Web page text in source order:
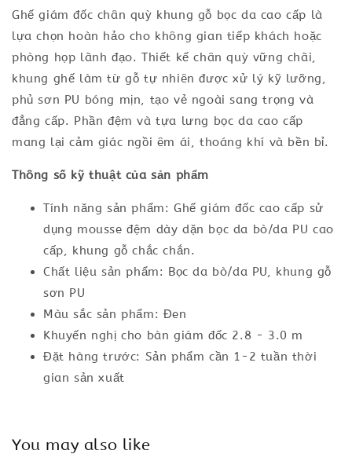
Ghế giám đốc chân quỳ khung gỗ bọc da cao cấp là
lựa chọn hoàn hảo cho không gian tiếp khách hoặc
phòng họp lãnh đạo. Thiết kế chân quỳ vững chãi,
khung ghế làm từ gỗ tự nhiên được xử lý kỹ lưỡng,
phủ sơn PU bóng mịn, tạo vẻ ngoài sang trọng và
đẳng cấp. Phần đệm và tựa lưng bọc da cao cấp
mang lại cảm giác ngồi êm ái, thoáng khí và bền bỉ.
Thông số kỹ thuật của sản phẩm
Tính năng sản phẩm: Ghế giám đốc cao cấp sử
dụng mousse đệm dày dặn bọc da bò/da PU cao
cấp, khung gỗ chắc chắn.
Chất liệu sản phẩm: Bọc da bò/da PU, khung gỗ
sơn PU
Màu sắc sản phẩm: Đen
Khuyến nghị cho bàn giám đốc 2.8 - 3.0 m
Đặt hàng trước: Sản phẩm cần 1-2 tuần thời
gian sản xuất
You may also like